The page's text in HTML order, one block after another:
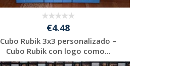
€4.48
Cubo Rubik 3x3 personalizado –
Cubo Rubik con logo como...